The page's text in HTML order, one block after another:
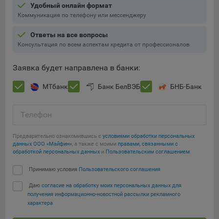
Подобные функции улучшают условия работы
пользователей с сайтом.
9.3. Файлы cookie предпочтений, например, для настройки
контента. Данные файлы cookie собирают информацию о
позволяют Обществу «запомнить» информацию о
настройках для того, чтобы соответствующим образом
9.4. Аналитические файлы cookie, например
собирают информацию о том, как пользователь
использовал сайты, и позволяют Обществу вносить в них
улучшения.
Аналитические файлы cookie показывают, какие страницы
сайта Общества посещаются чаще всего, помогают
выявлять трудности, возникающие при использовании
сайта, а также позволяют оценить эффективность
Сохранить мои изменения
Сохранить по умолчанию
Удобный онлайн формат
Коммуникация по телефону или мессенджеру
Ответы на все вопросы
Консультация по всем аспектам кредита от профессионалов
Заявка будет направлена в банки:
МТбанк Банк БелВЭБ БНБ-Банк
Телефон
Предварительно ознакомившись с условиями обработки персональных
данных ООО «Майфин», а также с моими правами, связанными с
обработкой персональных данных и Пользовательским соглашением:
Принимаю условия Пользовательского соглашения
Даю согласие на обработку моих персональных данных для
получения информационно-новостной рассылки рекламного
характера